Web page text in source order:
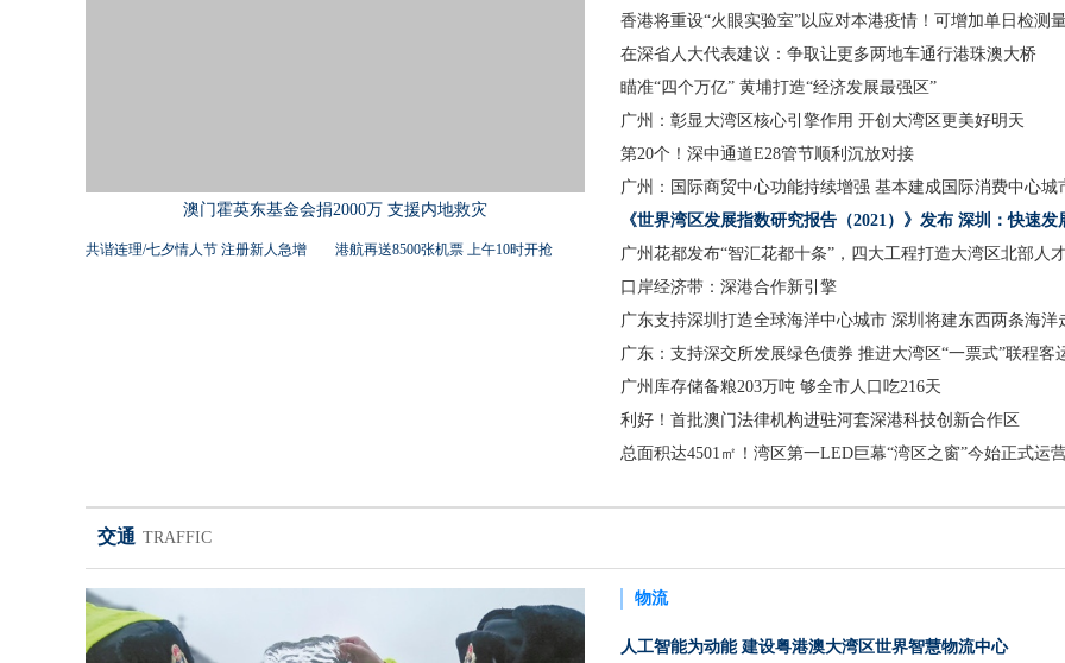
澳门霍英东基金会捐2000万 支援内地救灾
共谐连理/七夕情人节 注册新人急增 港航再送8500张机票 上午10时开抢
香港将重设“火眼实验室”以应对本港疫情！可增加单日检测
在深省人大代表建议：争取让更多两地车通行港珠澳大桥
瞄准“四个万亿” 黄埔打造“经济发展最强区”
广州：彰显大湾区核心引擎作用 开创大湾区更美好明天
第20个！深中通道E28管节顺利沉放对接
广州：国际商贸中心功能持续增强 基本建成国际消费中心城
《世界湾区发展指数研究报告（2021）》发布 深圳：快速发
区城市
广州花都发布“智汇花都十条”，四大工程打造大湾区北部人
口岸经济带：深港合作新引擎
广东支持深圳打造全球海洋中心城市 深圳将建东西两条海洋
广东：支持深交所发展绿色债券 推进大湾区“一票式”联程客
广州库存储备粮203万吨 够全市人口吃216天
利好！首批澳门法律机构进驻河套深港科技创新合作区
总面积达4501㎡！湾区第一LED巨幕“湾区之窗”今始正式运
交通 TRAFFIC
物流
人工智能为动能 建设粤港澳大湾区世界智慧物流中心